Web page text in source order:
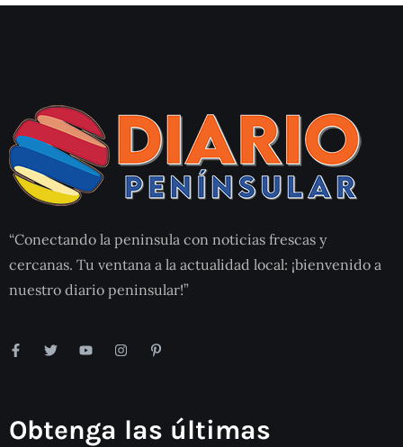
“Conectando la peninsula con noticias frescas y
cercanas. Tu ventana a la actualidad local: ¡bienvenido a
nuestro diario peninsular!”
Obtenga las últimas